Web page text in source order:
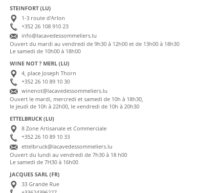
STEINFORT (LU)
1-3 route d'Arlon
+352 26 108 910 23
info@lacavedessommeliers.lu
Ouvert du mardi au vendredi de 9h30 à 12h00 et de 13h00 à 18h30
Le samedi de 10h00 à 18h00
WINE NOT ? MERL (LU)
4, place Joseph Thorn
+352 26 10 89 10 30
winenot@lacavedessommeliers.lu
Ouvert le mardi, mercredi et samedi de 10h à 18h30,
le jeudi de 10h à 22h00, le vendredi de 10h à 20h30
ETTELBRUCK (LU)
8 Zone Artisanale et Commerciale
+352 26 10 89 10 33
ettelbruck@lacavedessommeliers.lu
Ouvert du lundi au vendredi de 7h30 à 18 h00
Le samedi de 7H30 à 16h00
JACQUES SARL (FR)
33 Grande Rue